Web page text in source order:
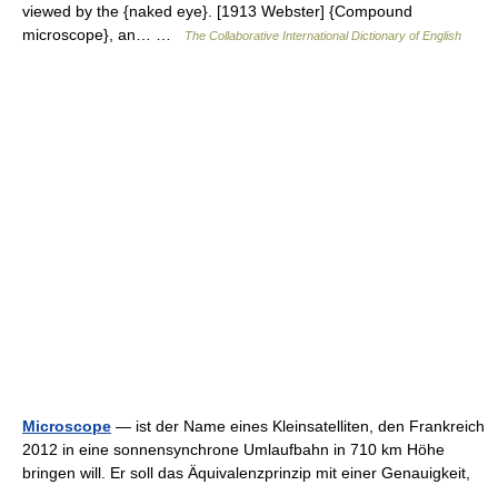
viewed by the {naked eye}. [1913 Webster] {Compound
microscope}, an… …
The Collaborative International Dictionary of English
Microscope — ist der Name eines Kleinsatelliten, den Frankreich
2012 in eine sonnensynchrone Umlaufbahn in 710 km Höhe
bringen will. Er soll das Äquivalenzprinzip mit einer Genauigkeit,